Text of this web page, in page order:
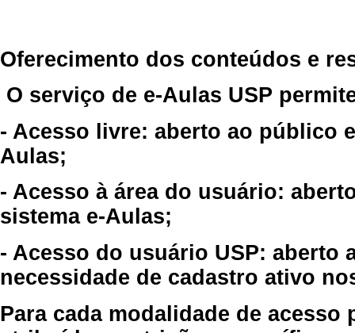
Oferecimento dos conteúdos e
O serviço de e-Aulas USP
- Acesso livre: aberto ao público
Aulas;
- Acesso à área do usuário:
sistema e-Aulas;
- Acesso do usuário USP: aberto
necessidade de cadastro ativo
Para cada modalidade de